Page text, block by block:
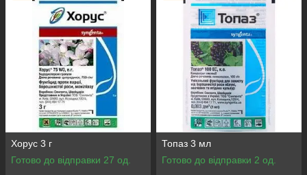
Хорус 3 г
Готово до відправки 27 од.
Топаз 3 мл
Готово до відправки 2 од.